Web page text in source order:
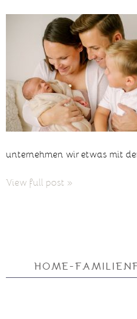
unternehmen wir etwas mit
View full post »
HOME-